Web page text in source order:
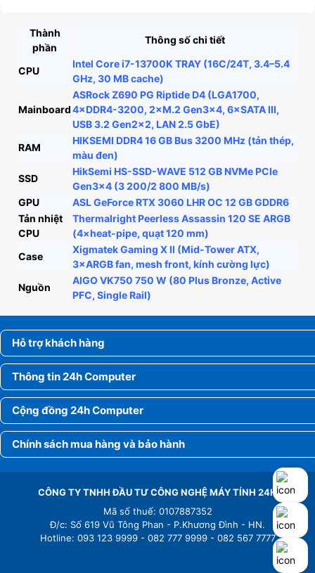
Thành
phần
Thông số chi tiết
CPU
Intel Core i7-13700K TRAY (16C/24T, 3.4–5.4
GHz, 30 MB cache)
Mainboard
ASRock Z690 PG Riptide D4 (LGA1700,
4×DDR4-3200, 2×M.2 Gen3×4, 6×SATA III,
USB 3.2 Gen2×2, LAN 2.5 GbE)
RAM
HIKSEMI DDR4 16 GB Bus 3200 MHz (tản thép,
màu đen)
SSD
HikSemi HS-SSD-WAVE 512 GB NVMe PCIe
Gen3×4 (3 200/2 800 MB/s)
GPU
ASL GeForce RTX 3060 LHR OC 12 GB GDDR6
Tản nhiệt
CPU
Thermalright Peerless Assassin 120 SE ARGB
(4×heat-pipe, quạt 120 mm)
Case
Xigmatek Gaming X II (Mid-Tower ATX,
3×ARGB fan, mesh front, kính cường lực)
Nguồn
AIGO VK750 750 W (80 Plus Bronze, Active
PFC, Single Rail)
Hỗ trợ khách hàng
Thông tin 24h Computer
Cộng đồng 24h Computer
Chính sách mua hàng và bảo hành
CÔNG TY TNHH ĐẦU TƯ CÔNG NGHỆ MÁY TÍNH 24H
Mã số thuế: 0107887352
Đ/c: Số 619 Vũ Tông Phan - P.Khương Đình - HN.
Hotline: 093 123 9999 - 082 777 9999 - 082 567 7777